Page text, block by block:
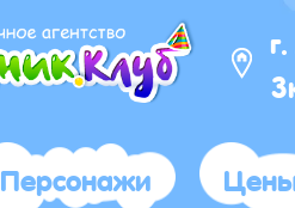
Персонажи